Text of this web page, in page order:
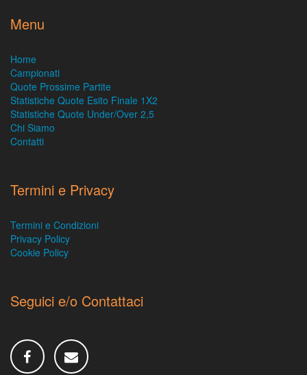
Menu
Home
Campionati
Quote Prossime Partite
Statistiche Quote Esito Finale 1X2
Statistiche Quote Under/Over 2,5
Chi Siamo
Contatti
Termini e Privacy
Termini e Condizioni
Privacy Policy
Cookie Policy
Seguici e/o Contattaci